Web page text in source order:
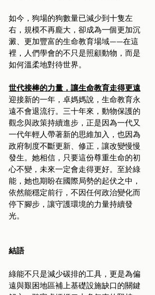
如今，狗場的狗數量已減少到十隻左
右，規模不再龐大，卻成為一個更加沉
澱、更加豐富的生命教育場域——在這
裡，人們學會的不只是照顧動物，而是
如何溫柔地對待世界。
世代接棒的力量，讓生命教育走得更遠
迎接新的一年，卓媽媽說，生命教育永
遠不會退流行。三十年來，動物保護的
觀念與政策持續進步，正是因為一代又
一代年輕人帶著新的思維加入，也因為
政府制度不斷更新、修正，讓改變慢慢
發生。她相信，只要這份尊重生命的初
心不變，未來一定會走得更好。至於綠
能，她也期盼在國際局勢的起伏之中，
依然能穩定前行，不因任何政治變化而
停下腳步，讓守護環境的力量持續發
光。
結語
綠能不只是減少碳排的工具，更是為偏
遠與艱困地區補上基礎設施缺口的關鍵